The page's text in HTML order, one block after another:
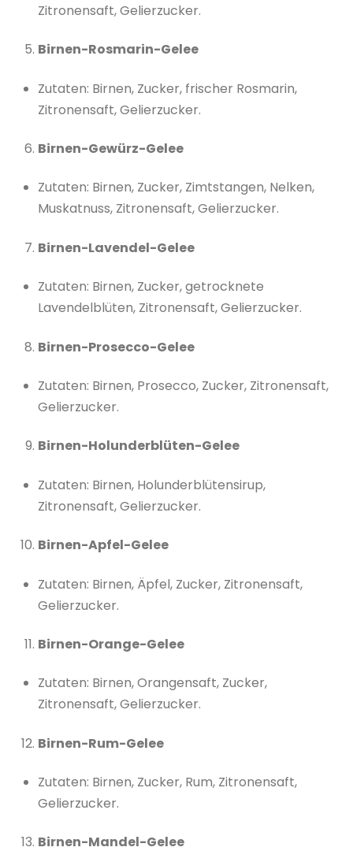
Zitronensaft, Gelierzucker.
Birnen-Rosmarin-Gelee
Zutaten: Birnen, Zucker, frischer Rosmarin,
Zitronensaft, Gelierzucker.
Birnen-Gewürz-Gelee
Zutaten: Birnen, Zucker, Zimtstangen, Nelken,
Muskatnuss, Zitronensaft, Gelierzucker.
Birnen-Lavendel-Gelee
Zutaten: Birnen, Zucker, getrocknete
Lavendelblüten, Zitronensaft, Gelierzucker.
Birnen-Prosecco-Gelee
Zutaten: Birnen, Prosecco, Zucker, Zitronensaft,
Gelierzucker.
Birnen-Holunderblüten-Gelee
Zutaten: Birnen, Holunderblütensirup,
Zitronensaft, Gelierzucker.
Birnen-Apfel-Gelee
Zutaten: Birnen, Äpfel, Zucker, Zitronensaft,
Gelierzucker.
Birnen-Orange-Gelee
Zutaten: Birnen, Orangensaft, Zucker,
Zitronensaft, Gelierzucker.
Birnen-Rum-Gelee
Zutaten: Birnen, Zucker, Rum, Zitronensaft,
Gelierzucker.
Birnen-Mandel-Gelee